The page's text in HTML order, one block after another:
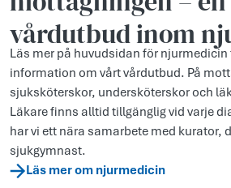
vårdutbud inom
Läs mer på huvudsidan för
information om vårt vårdutbud. På
sjuksköterskor, undersköterskor och
Läkare finns alltid tillgänglig vid varje
har vi ett nära samarbete med kurator,
sjukgymnast.
Läs mer om njurmedicin